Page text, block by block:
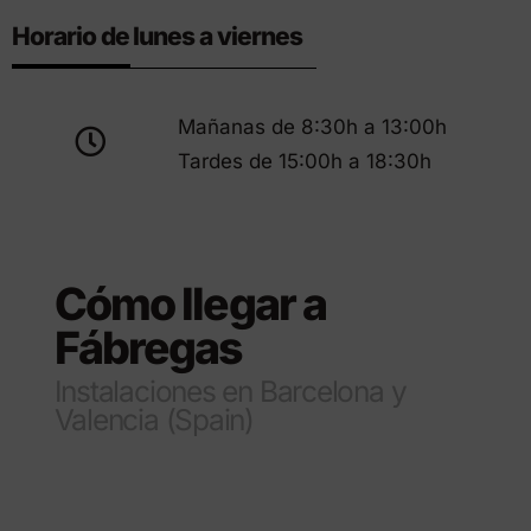
Horario de lunes a viernes
Mañanas de 8:30h a 13:00h
Tardes de 15:00h a 18:30h
Cómo llegar a
Fábregas